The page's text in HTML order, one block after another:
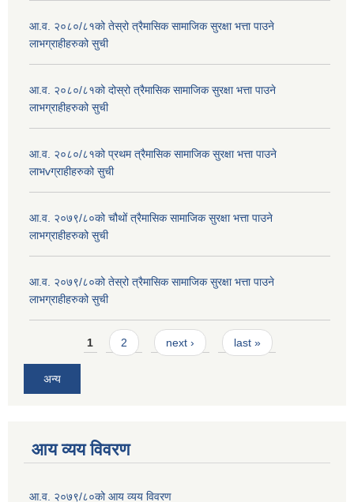
आ.व. २०८०/८१को तेस्रो त्रैमासिक सामाजिक सुरक्षा भत्ता पाउने
लाभग्राहीहरुको सुची
आ.व. २०८०/८१को दोस्रो त्रैमासिक सामाजिक सुरक्षा भत्ता पाउने
लाभग्राहीहरुको सुची
आ.व. २०८०/८१को प्रथम त्रैमासिक सामाजिक सुरक्षा भत्ता पाउने
लाभvग्राहीहरुको सुची
आ.व. २०७९/८०को चौथों त्रैमासिक सामाजिक सुरक्षा भत्ता पाउने
लाभग्राहीहरुको सुची
आ.व. २०७९/८०को तेस्रो त्रैमासिक सामाजिक सुरक्षा भत्ता पाउने
लाभग्राहीहरुको सुची
Pages1 2 next › last »
अन्य
आय व्यय विवरण
आ.व. २०७९/८०को आय व्यय विवरण